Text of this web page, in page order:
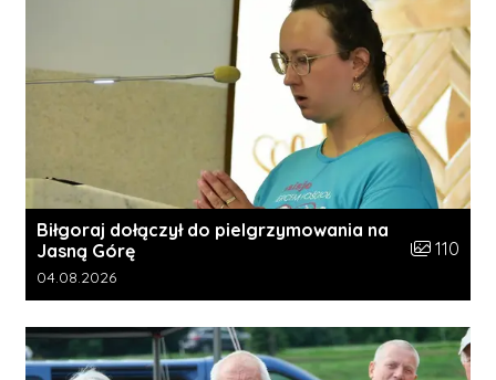
Biłgoraj dołączył do pielgrzymowania na
Jasną Górę
Liczba
110
Data dodania galerii:
04.08.2026